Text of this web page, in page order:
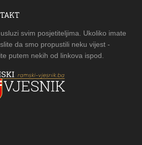
svim posjetiteljima. Ukoliko imate
da smo propustili neku vijest -
putem nekih od linkova ispod.